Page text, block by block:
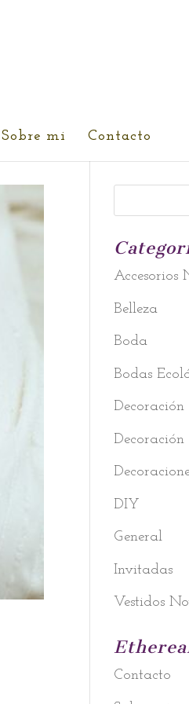
Sobre mi Contacto
Accesorios
Belleza
Boda
Bodas
DIY
General
Invitadas
Vestidos
Contacto